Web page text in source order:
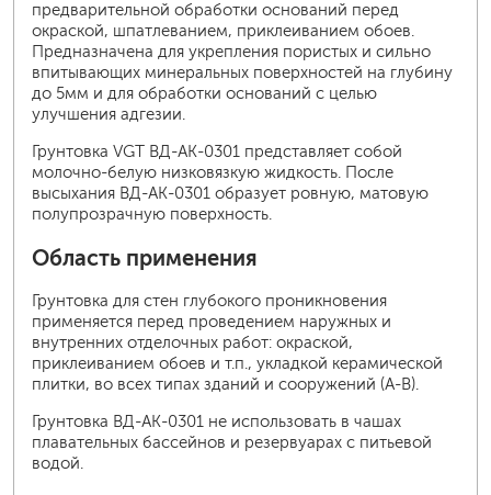
предварительной обработки оснований перед
окраской, шпатлеванием, приклеиванием обоев.
Предназначена для укрепления пористых и сильно
впитывающих минеральных поверхностей на глубину
до 5мм и для обработки оснований с целью
улучшения адгезии.
Грунтовка VGT ВД-АК-0301 представляет собой
молочно-белую низковязкую жидкость. После
высыхания ВД-АК-0301 образует ровную, матовую
полупрозрачную поверхность.
Область применения
Грунтовка для стен глубокого проникновения
применяется перед проведением наружных и
внутренних отделочных работ: окраской,
приклеиванием обоев и т.п., укладкой керамической
плитки, во всех типах зданий и сооружений (А-В).
Грунтовка ВД-АК-0301 не использовать в чашах
плавательных бассейнов и резервуарах с питьевой
водой.